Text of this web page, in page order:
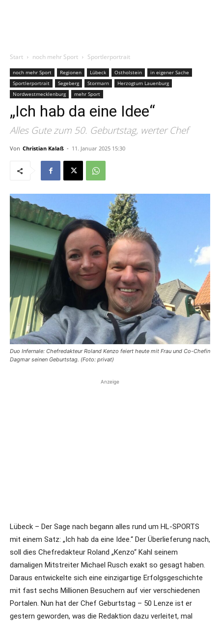
Start noch mehr Sport Sportlerportrait
noch mehr Sport Regionen Lübeck Ostholstein
in eigener Sache
Sportlerportrait
Segeberg Stormarn
Herzogtum Lauenburg
Nordwestmecklenburg
mehr Sport
„Ich hab da eine Idee“
Alles Gute zum 50. Geburtstag, werter Chef
Von Christian Kalaß - 11. Januar 2025 15:30
Duo Infernale: Chefredakteur Roland Kenzo feiert heute mit Frau und Co-Chefin
Dagmar seinen Geburtstag. (Foto: privat)
Anzeige
Lübeck – Der Sage nach begann alles rund um HL-SPORTS
mit einem Satz: „Ich hab da eine Idee.“ Der Überlieferung nach,
soll dies Chefredakteur Roland „Kenzo“ Kahl seinem
damaligen Mitstreiter Michael Rusch exakt so gesagt haben.
Daraus entwickelte sich eine einzigartige Erfolgsgeschichte
mit fast sechs Millionen Besuchern auf vier verschiedenen
Portalen. Nun hat der Chef Geburtstag – 50 Lenze ist er
gestern geworden, was die Redaktion dazu verleitet, mal